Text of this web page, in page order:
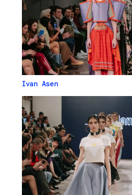
Ivan Asen